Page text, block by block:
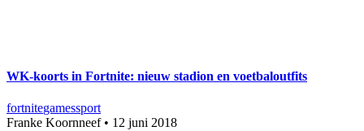
WK-koorts in Fortnite: nieuw stadion en voetbaloutfits
fortnitegamessport
Franke Koornneef• 12 juni 2018